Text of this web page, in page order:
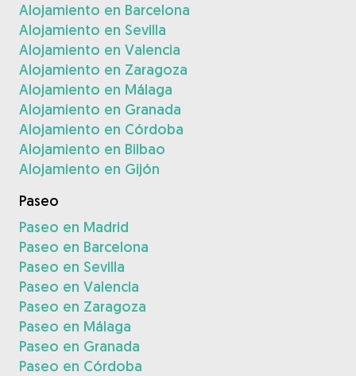
Alojamiento en Barcelona
Alojamiento en Sevilla
Alojamiento en Valencia
Alojamiento en Zaragoza
Alojamiento en Málaga
Alojamiento en Granada
Alojamiento en Córdoba
Alojamiento en Bilbao
Alojamiento en Gijón
Paseo
Paseo en Madrid
Paseo en Barcelona
Paseo en Sevilla
Paseo en Valencia
Paseo en Zaragoza
Paseo en Málaga
Paseo en Granada
Paseo en Córdoba